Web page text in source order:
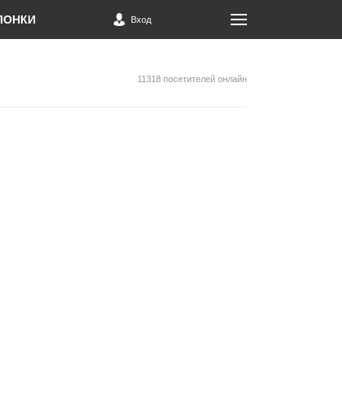
Вход
11318 посетителей онлайн